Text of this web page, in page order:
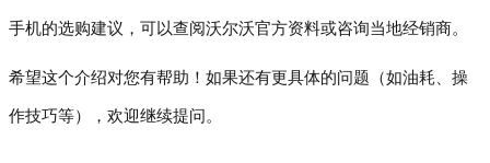
手机的选购建议，可以查阅沃尔沃官方资料或咨询当地经销商。
希望这个介绍对您有帮助！如果还有更具体的问题（如油耗、操
作技巧等），欢迎继续提问。